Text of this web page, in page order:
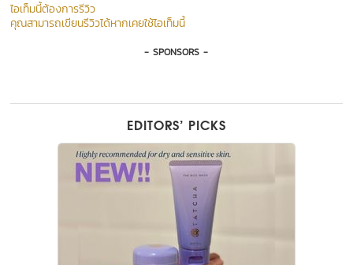
ไอเท็มนี้ต้องการรีวิว
คุณสามารถเขียนรีวิวได้หากเคยใช้ไอเท็มนี้
- SPONSORS -
EDITORS’ PICKS